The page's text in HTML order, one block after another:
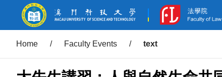
Home / Faculty Events / text